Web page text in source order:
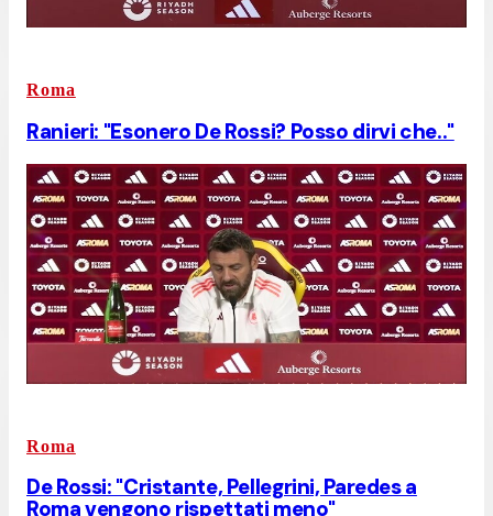
Roma
Ranieri: "Esonero De Rossi? Posso dirvi che.."
Roma
De Rossi: "Cristante, Pellegrini, Paredes a
Roma vengono rispettati meno"